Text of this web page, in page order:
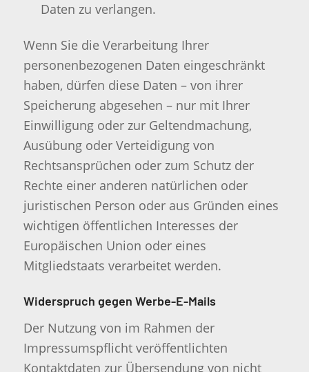
Daten zu verlangen.
Wenn Sie die Verarbeitung Ihrer
personenbezogenen Daten eingeschränkt
haben, dürfen diese Daten – von ihrer
Speicherung abgesehen – nur mit Ihrer
Einwilligung oder zur Geltendmachung,
Ausübung oder Verteidigung von
Rechtsansprüchen oder zum Schutz der
Rechte einer anderen natürlichen oder
juristischen Person oder aus Gründen eines
wichtigen öffentlichen Interesses der
Europäischen Union oder eines
Mitgliedstaats verarbeitet werden.
Widerspruch gegen Werbe-E-Mails
Der Nutzung von im Rahmen der
Impressumspflicht veröffentlichten
Kontaktdaten zur Übersendung von nicht